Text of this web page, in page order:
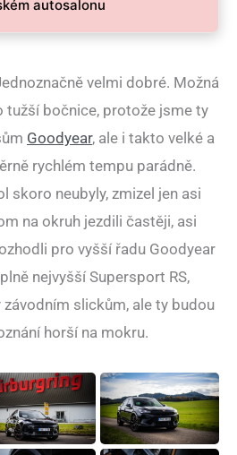
autosalonu
velmi dobré. Možná
tužší bočnice, protože jsme ty
Goodyear, ale i takto velké a
rychlém tempu parádně.
skoro neubyly, zmizel jen asi
na okruh jezdili častěji, asi
pro vyšší řadu Goodyear
nejvyšší Supersport RS,
slickům, ale ty budou
horší na mokru.